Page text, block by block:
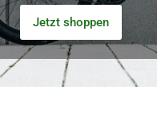
Jetzt shoppen